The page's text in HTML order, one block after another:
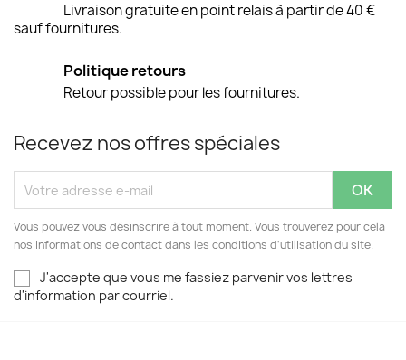
Livraison gratuite en point relais à partir de 40 €
sauf fournitures.
Politique retours
Retour possible pour les fournitures.
Recevez nos offres spéciales
Vous pouvez vous désinscrire à tout moment. Vous trouverez pour cela
nos informations de contact dans les conditions d'utilisation du site.
J'accepte que vous me fassiez parvenir vos lettres
d'information par courriel.